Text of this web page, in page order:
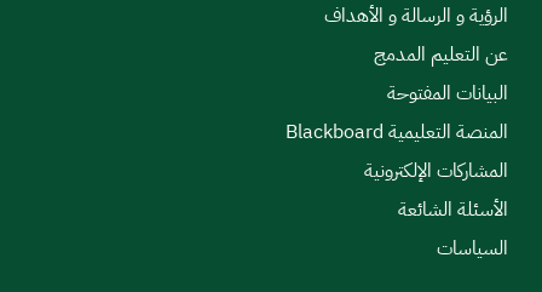
الرؤية و الرسالة و الأهداف
عن التعليم المدمج
البيانات المفتوحة
المنصة التعليمية Blackboard
المشاركات الإلكترونية
الأسئلة الشائعة
السياسات